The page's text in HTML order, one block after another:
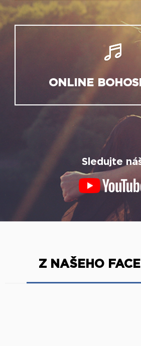
ONLINE
Sledujte
Z NAŠEHO